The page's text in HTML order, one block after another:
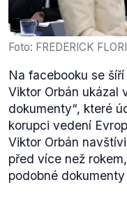
Foto: FREDERICK
Na facebooku se
Viktor Orbán ukázal
dokumenty“, které
korupci vedení
Viktor Orbán
před více než
podobné